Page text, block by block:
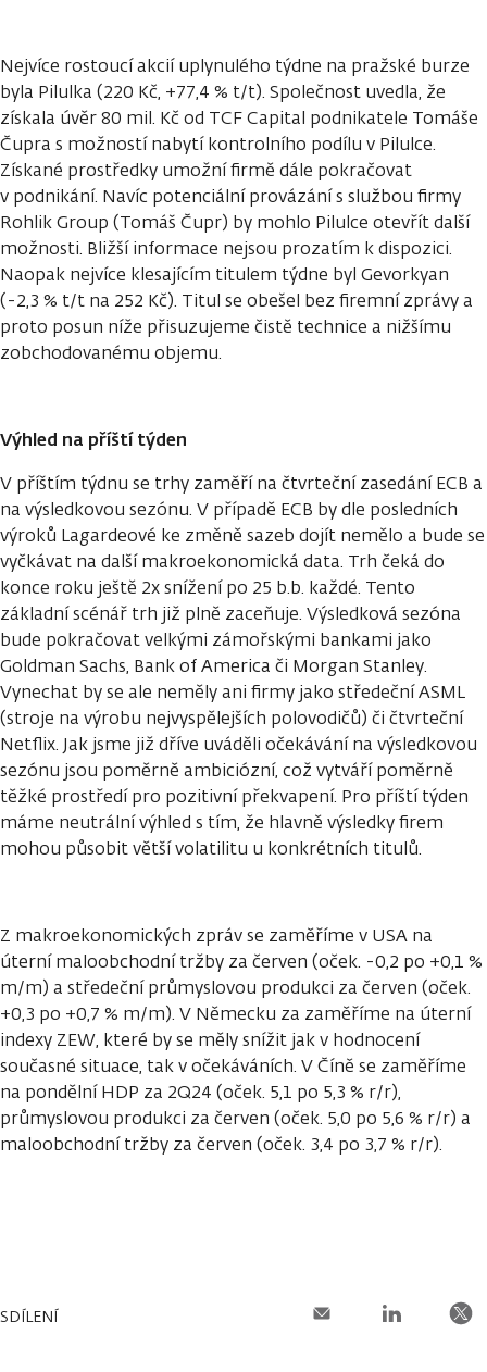
Nejvíce rostoucí akcií uplynulého týdne na pražské burze
byla Pilulka (220 Kč, +77,4 % t/t). Společnost uvedla, že
získala úvěr 80 mil. Kč od TCF Capital podnikatele Tomáše
Čupra s možností nabytí kontrolního podílu v Pilulce.
Získané prostředky umožní firmě dále pokračovat
v podnikání. Navíc potenciální provázání s službou firmy
Rohlik Group (Tomáš Čupr) by mohlo Pilulce otevřít další
možnosti. Bližší informace nejsou prozatím k dispozici.
Naopak nejvíce klesajícím titulem týdne byl Gevorkyan
(-2,3 % t/t na 252 Kč). Titul se obešel bez firemní zprávy a
proto posun níže přisuzujeme čistě technice a nižšímu
zobchodovanému objemu.
Výhled na příští týden
V příštím týdnu se trhy zaměří na čtvrteční zasedání ECB a
na výsledkovou sezónu. V případě ECB by dle posledních
výroků Lagardeové ke změně sazeb dojít nemělo a bude se
vyčkávat na další makroekonomická data. Trh čeká do
konce roku ještě 2x snížení po 25 b.b. každé. Tento
základní scénář trh již plně zaceňuje. Výsledková sezóna
bude pokračovat velkými zámořskými bankami jako
Goldman Sachs, Bank of America či Morgan Stanley.
Vynechat by se ale neměly ani firmy jako středeční ASML
(stroje na výrobu nejvyspělejších polovodičů) či čtvrteční
Netflix. Jak jsme již dříve uváděli očekávání na výsledkovou
sezónu jsou poměrně ambiciózní, což vytváří poměrně
těžké prostředí pro pozitivní překvapení. Pro příští týden
máme neutrální výhled s tím, že hlavně výsledky firem
mohou působit větší volatilitu u konkrétních titulů.
Z makroekonomických zpráv se zaměříme v USA na
úterní maloobchodní tržby za červen (oček. -0,2 po +0,1 %
m/m) a středeční průmyslovou produkci za červen (oček.
+0,3 po +0,7 % m/m). V Německu za zaměříme na úterní
indexy ZEW, které by se měly snížit jak v hodnocení
současné situace, tak v očekáváních. V Číně se zaměříme
na pondělní HDP za 2Q24 (oček. 5,1 po 5,3 % r/r),
průmyslovou produkci za červen (oček. 5,0 po 5,6 % r/r) a
maloobchodní tržby za červen (oček. 3,4 po 3,7 % r/r).
SDÍLENÍ